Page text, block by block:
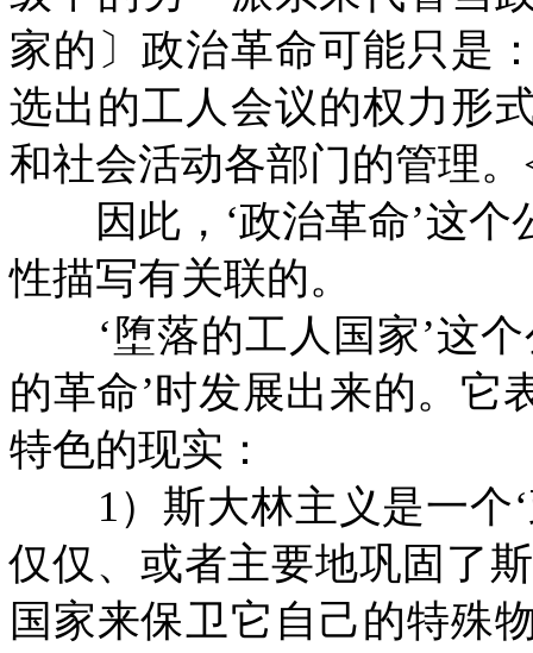
家的〕政治革命可能只是
选出的工人会议的权力形
和社会活动各部门的管理。
因此，‘政治革命’这个
性描写有关联的。
‘堕落的工人国家’这个
的革命’时发展出来的。它
特色的现实：
1）斯大林主义是一个
仅仅、或者主要地巩固了
国家来保卫它自己的特殊